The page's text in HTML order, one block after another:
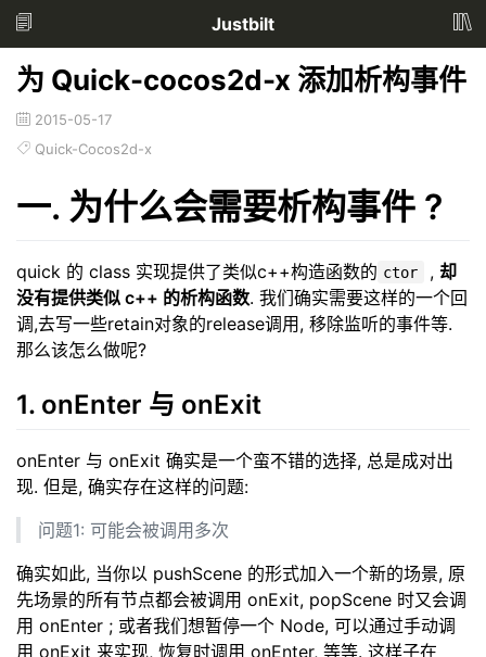
Justbilt
为 Quick-cocos2d-x 添加析构事件
2015-05-17
Quick-Cocos2d-x
一. 为什么会需要析构事件 ?
quick 的 class 实现提供了类似c++构造函数的 ctor , 却
没有提供类似 c++ 的析构函数. 我们确实需要这样的一个回
调,去写一些retain对象的release调用, 移除监听的事件等.
那么该怎么做呢?
1. onEnter 与 onExit
onEnter 与 onExit 确实是一个蛮不错的选择, 总是成对出
现. 但是, 确实存在这样的问题:
问题1: 可能会被调用多次
确实如此, 当你以 pushScene 的形式加入一个新的场景, 原
先场景的所有节点都会被调用 onExit, popScene 时又会调
用 onEnter ; 或者我们想暂停一个 Node, 可以通过手动调
用 onExit 来实现, 恢复时调用 onEnter, 等等. 这样子在